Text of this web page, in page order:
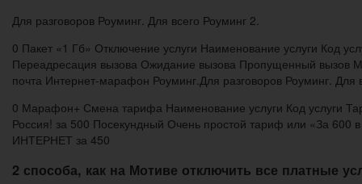
Для разговоров Роуминг. Для всего Роуминг 2.
0 Пакет «1 Гб» Отключение услуги Наименование услуги Код
Переадресация вызова Ожидание вызова Пропущенный вызов
почта Интернет-марафон Роуминг.Для разговоров Роуминг. Для
0 Марафон+ Смена тарифа Наименование услуги Код услуги
Россия! за 500 Посекундный Очень простой тариф или «За
ИНТЕРНЕТ за 450
2 способа, как на Мотиве отключить все платные